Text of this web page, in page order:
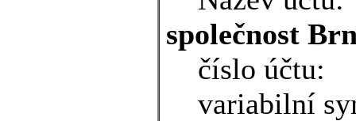
společnost
číslo
variabilní